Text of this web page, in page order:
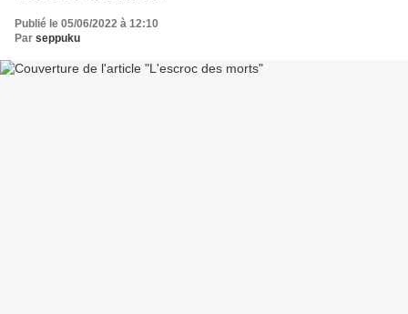
Publié le 05/06/2022 à 12:10
Par seppuku